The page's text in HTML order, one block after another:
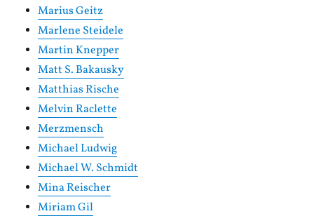
Marius Geitz
Marlene Steidele
Martin Knepper
Matt S. Bakausky
Matthias Rische
Melvin Raclette
Merzmensch
Michael Ludwig
Michael W. Schmidt
Mina Reischer
Miriam Gil